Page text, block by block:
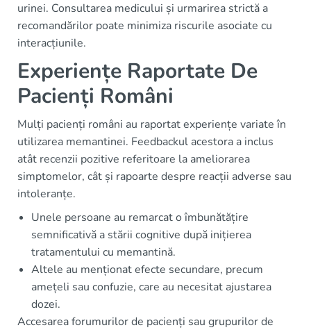
urinei. Consultarea medicului și urmarirea strictă a
recomandărilor poate minimiza riscurile asociate cu
interacțiunile.
Experiențe Raportate De
Pacienți Români
Mulți pacienți români au raportat experiențe variate în
utilizarea memantinei. Feedbackul acestora a inclus
atât recenzii pozitive referitoare la ameliorarea
simptomelor, cât și rapoarte despre reacții adverse sau
intoleranțe.
Unele persoane au remarcat o îmbunătățire
semnificativă a stării cognitive după inițierea
tratamentului cu memantină.
Altele au menționat efecte secundare, precum
amețeli sau confuzie, care au necesitat ajustarea
dozei.
Accesarea forumurilor de pacienți sau grupurilor de